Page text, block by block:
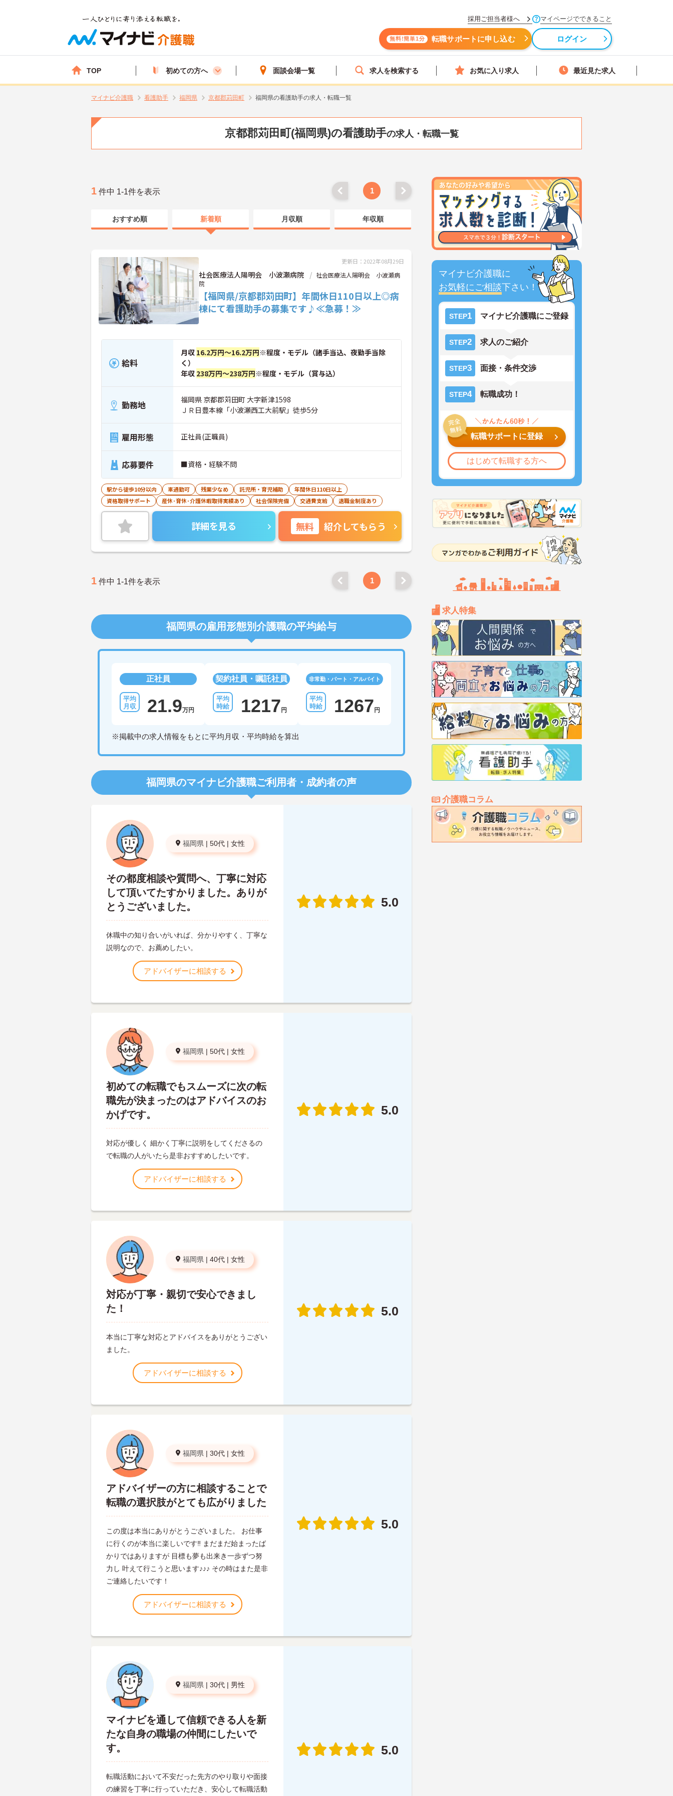
採用ご担当者様へ マイページでできること
無料!簡単1分 転職サポートに申し込む ログイン
TOP 初めての方へ 面談会場一覧 求人を検索する お気に入り求人 最近見た求人
マイナビ介護職 看護助手 福岡県 京都郡苅田町 福岡県の看護助手の求人・転職一覧
京都郡苅田町(福岡県)の看護助手の求人・転職一覧
マイナビ介護職に
お気軽にご相談下さい！
STEP1 マイナビ介護職にご登録
STEP2 求人のご紹介
STEP3 面接・条件交渉
STEP4 転職成功！
転職サポートに登録
はじめて転職する方へ
求人特集
介護職コラム
1 件中 1-1件を表示 1
おすすめ順 新着順 月収順 年収順
更新日：2022年08月29日
社会医療法人陽明会 小波瀬病院
社会医療法人陽明会 小波瀬病
院
【福岡県/京都郡苅田町】年間休日110日以上◎病
棟にて看護助手の募集です♪≪急募！≫
給料
月収 16.2万円～16.2万円※程度・モデル（諸手当込、夜勤手当除
く）
年収 238万円～238万円※程度・モデル（賞与込）
勤務地
福岡県 京都郡苅田町 大字新津1598
ＪＲ日豊本線「小波瀬西工大前駅」徒歩5分
雇用形態 正社員(正職員)
応募要件 ■資格・経験不問
駅から徒歩10分以内 車通勤可 残業少なめ 託児所・育児補助
年間休日110日以上
資格取得サポート
産休･育休･介護休暇取得実績あり 社会保険完備 交通費支給 退職金制度あり
詳細を見る 無料 紹介してもらう
1 件中 1-1件を表示 1
福岡県の雇用形態別介護職の平均給与
正社員
21.9万円
契約社員・嘱託社員
1217 円
非常勤・パート・アルバイト
1267 円
※掲載中の求人情報をもとに平均月収・平均時給を算出
福岡県のマイナビ介護職ご利用者・成約者の声
福岡県 | 50代 | 女性
その都度相談や質問へ、丁寧に対応
して頂いてたすかりました。ありが
とうございました。
休職中の知り合いがいれば、分かりやすく、丁寧な
説明なので、お薦めしたい。
アドバイザーに相談する
5.0
福岡県 | 50代 | 女性
初めての転職でもスムーズに次の転
職先が決まったのはアドバイスのお
かげです。
対応が優しく 細かく丁寧に説明をしてくださるの
で転職の人がいたら是非おすすめしたいです。
アドバイザーに相談する
5.0
福岡県 | 40代 | 女性
対応が丁寧・親切で安心できまし
た！
本当に丁寧な対応とアドバイスをありがとうござい
ました。
アドバイザーに相談する
5.0
福岡県 | 30代 | 女性
アドバイザーの方に相談することで
転職の選択肢がとても広がりました
この度は本当にありがとうございました。 お仕事
に行くのが本当に楽しいです‼︎ まだまだ始まったば
かりではありますが 目標も夢も出来き一歩ずつ努
力し 叶えて行こうと思います♪♪♪ その時はまた是非
ご連絡したいです！
アドバイザーに相談する
5.0
福岡県 | 30代 | 男性
マイナビを通して信頼できる人を新
たな自身の職場の仲間にしたいで
す。
転職活動において不安だった先方のやり取りや面接
の練習を丁寧に行っていただき、安心して転職活動
5.0